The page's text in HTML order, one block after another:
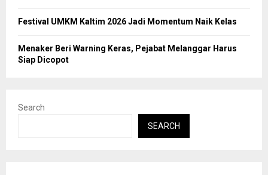
Festival UMKM Kaltim 2026 Jadi Momentum Naik Kelas
Menaker Beri Warning Keras, Pejabat Melanggar Harus
Siap Dicopot
Search
SEARCH